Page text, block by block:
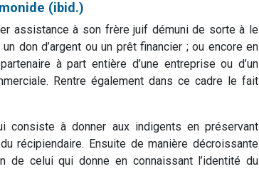
(ibid.)
assistance à son frère juif démuni de sorte à le
don d’argent ou un prêt financier ; ou encore en
à part entière d’une entreprise ou d’un
Rentre également dans ce cadre le fait
consiste à donner aux indigents en préservant
récipiendaire. Ensuite de manière décroissante
de celui qui donne en connaissant l’identité du